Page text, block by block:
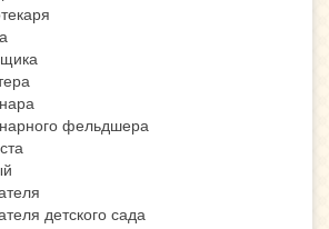
фельдшера
детского сада